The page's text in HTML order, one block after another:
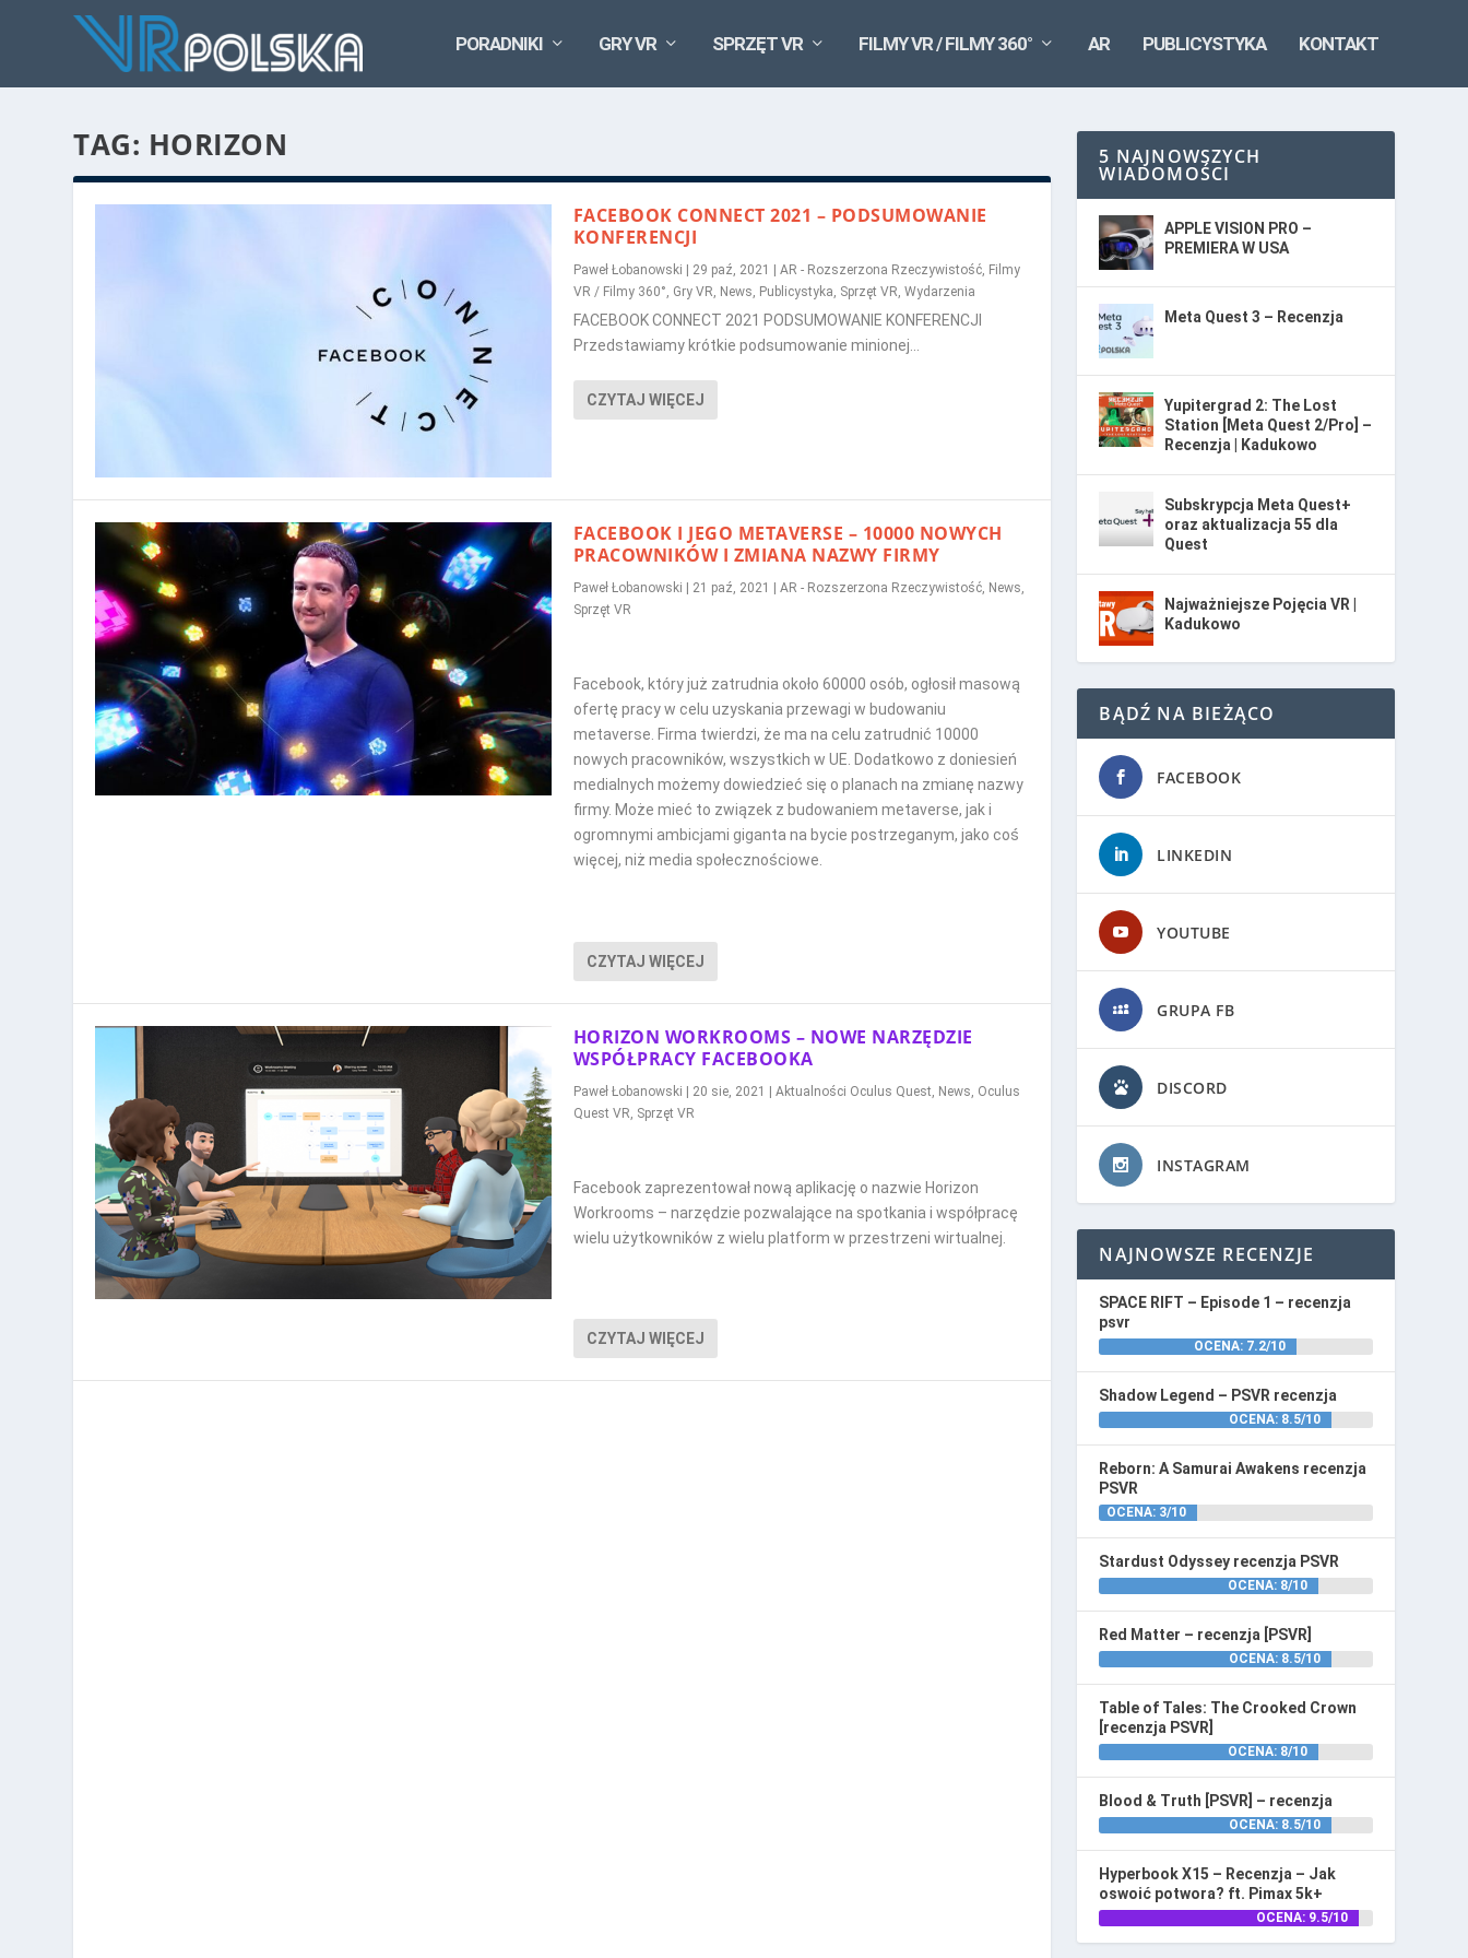
PORADNIKI GRY VR SPRZĘT VR FILMY VR / FILMY 360° AR PUBLICYSTYKA KONTAKT
TAG: HORIZON
FACEBOOK CONNECT 2021 – PODSUMOWANIE
KONFERENCJI
Paweł Łobanowski 29 paź, 2021 AR - Rozszerzona Rzeczywistość, Filmy
VR / Filmy 360°, Gry VR, News, Publicystyka, Sprzęt VR, Wydarzenia
FACEBOOK CONNECT 2021 PODSUMOWANIE KONFERENCJI
Przedstawiamy krótkie podsumowanie minionej...
CZYTAJ WIĘCEJ
FACEBOOK I JEGO METAVERSE – 10000 NOWYCH
PRACOWNIKÓW I ZMIANA NAZWY FIRMY
Paweł Łobanowski | 21 paź, 2021 | AR - Rozszerzona Rzeczywistość, News
Sprzęt VR
Facebook, który już zatrudnia około 60000 osób, ogłosił masową
ofertę pracy w celu uzyskania przewagi w budowaniu
metaverse. Firma twierdzi, że ma na celu zatrudnić 10000
nowych pracowników, wszystkich w UE. Dodatkowo z doniesień
medialnych możemy dowiedzieć się o planach na zmianę nazwy
firmy. Może mieć to związek z budowaniem metaverse, jak i
ogromnymi ambicjami giganta na bycie postrzeganym, jako coś
więcej, niż media społecznościowe.
CZYTAJ WIĘCEJ
HORIZON WORKROOMS – NOWE NARZĘDZIE
WSPÓŁPRACY FACEBOOKA
Paweł Łobanowski | 20 sie, 2021 | Aktualności Oculus Quest News Oculus
Quest VR Sprzęt VR
Facebook zaprezentował nową aplikację o nazwie Horizon
Workrooms – narzędzie pozwalające na spotkania i współpracę
wielu użytkowników z wielu platform w przestrzeni wirtualnej.
CZYTAJ WIĘCEJ
5 NAJNOWSZYCH
WIADOMOŚCI
APPLE VISION PRO –
PREMIERA W USA
Meta Quest 3 – Recenzja
Yupitergrad 2: The Lost
Station [Meta Quest 2/Pro] –
Recenzja | Kadukowo
Subskrypcja Meta Quest+
oraz aktualizacja 55 dla
Quest
Najważniejsze Pojęcia VR |
Kadukowo
BĄDŹ NA BIEŻĄCO
FACEBOOK
LINKEDIN
YOUTUBE
GRUPA FB
DISCORD
INSTAGRAM
NAJNOWSZE RECENZJE
SPACE RIFT – Episode 1 – recenzja
psvr
OCENA: 7.2/10
Shadow Legend – PSVR recenzja
OCENA: 8.5/10
Reborn: A Samurai Awakens recenzja
PSVR
OCENA: 3/10
Stardust Odyssey recenzja PSVR
OCENA: 8/10
Red Matter – recenzja [PSVR]
OCENA: 8.5/10
Table of Tales: The Crooked Crown
[recenzja PSVR]
OCENA: 8/10
Blood & Truth [PSVR] – recenzja
OCENA: 8.5/10
Hyperbook X15 – Recenzja – Jak
oswoić potwora? ft. Pimax 5k+
OCENA: 9.5/10